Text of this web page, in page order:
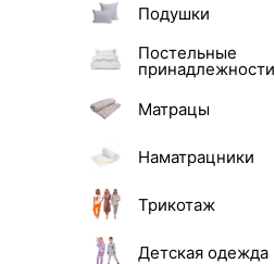
Подушки
Постельные
принадлежности
Матрацы
Наматрацники
Трикотаж
Детская одежда